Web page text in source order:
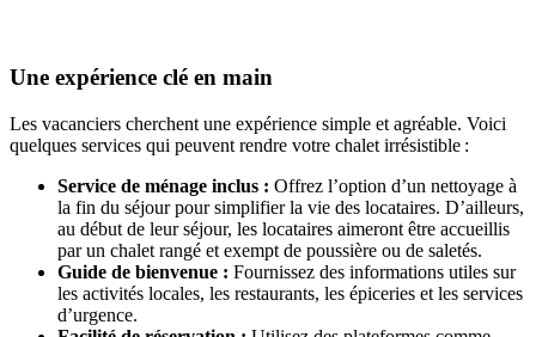
Une expérience clé en main
Les vacanciers cherchent une expérience simple et agréable. Voici
quelques services qui peuvent rendre votre chalet irrésistible :
Service de ménage inclus : Offrez l’option d’un nettoyage à
la fin du séjour pour simplifier la vie des locataires. D’ailleurs,
au début de leur séjour, les locataires aimeront être accueillis
par un chalet rangé et exempt de poussière ou de saletés.
Guide de bienvenue : Fournissez des informations utiles sur
les activités locales, les restaurants, les épiceries et les services
d’urgence.